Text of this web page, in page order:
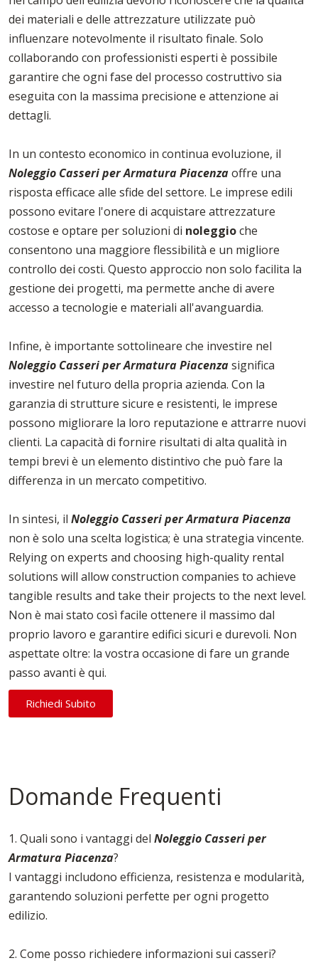
dei materiali e delle attrezzature utilizzate può
influenzare notevolmente il risultato finale. Solo
collaborando con professionisti esperti è possibile
garantire che ogni fase del processo costruttivo sia
eseguita con la massima precisione e attenzione ai
dettagli.
In un contesto economico in continua evoluzione, il
Noleggio Casseri per Armatura Piacenzaoffre una
risposta efficace alle sfide del settore. Le imprese edili
possono evitare l'onere di acquistare attrezzature
costose e optare per soluzioni di noleggioche
consentono una maggiore flessibilità e un migliore
controllo dei costi. Questo approccio non solo facilita la
gestione dei progetti, ma permette anche di avere
accesso a tecnologie e materiali all'avanguardia.
Infine, è importante sottolineare che investire nel
Noleggio Casseri per Armatura Piacenzasignifica
investire nel futuro della propria azienda. Con la
garanzia di strutture sicure e resistenti, le imprese
possono migliorare la loro reputazione e attrarre nuovi
clienti. La capacità di fornire risultati di alta qualità in
tempi brevi è un elemento distintivo che può fare la
differenza in un mercato competitivo.
In sintesi, il Noleggio Casseri per Armatura Piacenza
non è solo una scelta logistica; è una strategia vincente.
Relying on experts and choosing high-quality rental
solutions will allow construction companies to achieve
tangible results and take their projects to the next level.
Non è mai stato così facile ottenere il massimo dal
proprio lavoro e garantire edifici sicuri e durevoli. Non
aspettate oltre: la vostra occasione di fare un grande
passo avanti è qui.
Richiedi Subito
Domande Frequenti
1. Quali sono i vantaggi del Noleggio Casseri per
Armatura Piacenza?
I vantaggi includono efficienza, resistenza e modularità,
garantendo soluzioni perfette per ogni progetto
edilizio.
2. Come posso richiedere informazioni sui casseri?